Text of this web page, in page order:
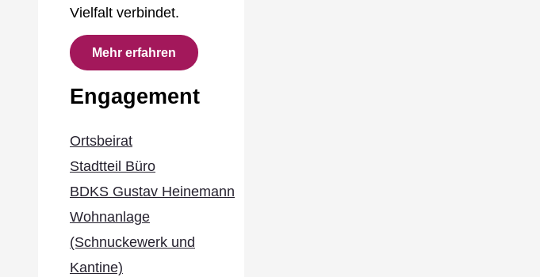
Vielfalt verbindet.
Mehr erfahren
Engagement
Ortsbeirat
Stadtteil Büro
BDKS Gustav Heinemann
Wohnanlage
(Schnuckewerk und
Kantine)